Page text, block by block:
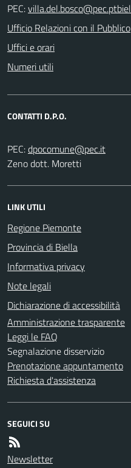
PEC:
Ufficio Relazioni con il Pubblico
Uffici e orari
Numeri utili
CONTATTI D.P.O.
PEC:
Zeno dott. Moretti
LINK UTILI
Regione Piemonte
Provincia di Biella
Informativa privacy
Note legali
Dichiarazione di accessibilità
Amministrazione trasparente
Leggi le FAQ
Segnalazione disservizio
Prenotazione appuntamento
Richiesta d'assistenza
SEGUICI SU
Newsletter